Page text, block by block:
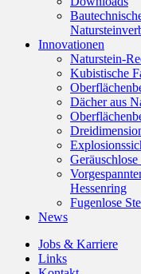
Innovationen
Naturstein-
Kubistische
Dächer aus
Geräuschlose
Hessenring
Fugenlose
News
Jobs & Karriere
Links